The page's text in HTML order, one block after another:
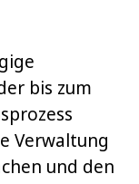
bis zum
Verwaltung
und den